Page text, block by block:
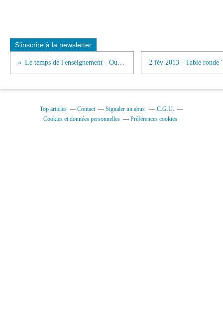
S'inscrire à la newsletter
Le temps de l'enseignement - Ouvrage
Top articles Contact Signaler un abus
C.G.U.
Cookies et données personnelles
Préférences cookies